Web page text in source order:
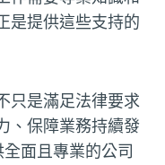
是提供這些支持的
只是滿足法律要求
、保障業務持續發
面且專業的公司